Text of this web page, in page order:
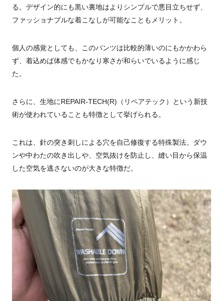
る。デザイン的にも黒い裏地はよりシンプルで悪目立ちせず、
ファッショナブルな着こなしが可能なこともメリット。
個人の感覚としても、このパンツは比較的薄いのにもかかわら
ず、着込めば体感でもかなり寒さが和らいでいるように感じ
た。
さらに、生地にREPAIR-TECH(R)（リペアテック）という新技
術が使われていることも特徴として挙げられる。
これは、針の突き刺しによる穴を自己修復する特殊製法。ダウ
ンや中わたの吹き出しや、空気抜けを防止し、縫い目から保温
した空気を逃さないのが大きな特徴だ。